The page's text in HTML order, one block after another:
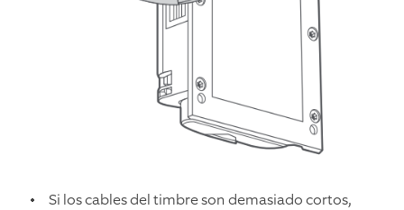
Si los cables del timbre son demasiado cortos,